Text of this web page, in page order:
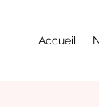
Accueil